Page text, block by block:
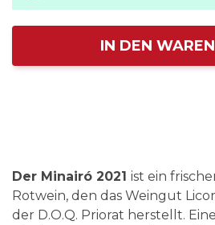
IN DEN
Der Minairó 2021 ist ein
Rotwein, den das Weingut
der D.O.Q. Priorat herstellt.